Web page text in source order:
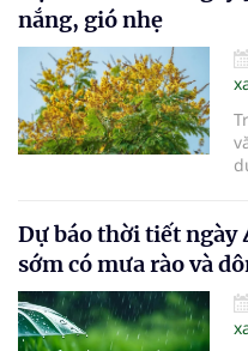
nắng, gió nhẹ
Dự báo thời tiết ngày
sớm có mưa rào và